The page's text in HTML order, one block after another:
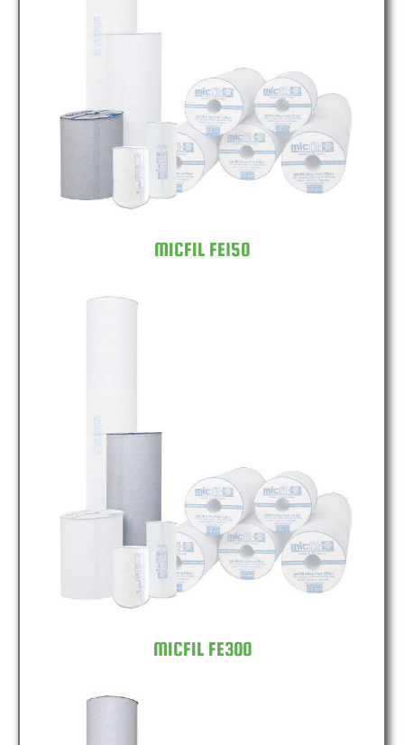
MICFIL FE150
MICFIL FE150
MICFIL FE300
MICFIL FE300